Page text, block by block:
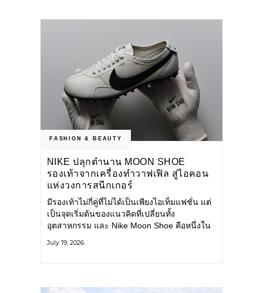
FASHION & BEAUTY
NIKE ปลุกตำนาน MOON SHOE
รองเท้าจากเครื่องทำวาฟเฟิล สู่ไอคอน
แห่งวงการสนีกเกอร์
มีรองเท้าไม่กี่คู่ที่ไม่ได้เป็นเพียงไอเท็มแฟชั่น แต่
เป็นจุดเริ่มต้นของแนวคิดที่เปลี่ยนทั้ง
อุตสาหกรรม และ Nike Moon Shoe คือหนึ่งใน
ศตวรรษก่อน กำลังกลับมาอีกครั้ง พร้อมพาเรื่อง
July 19, 2026